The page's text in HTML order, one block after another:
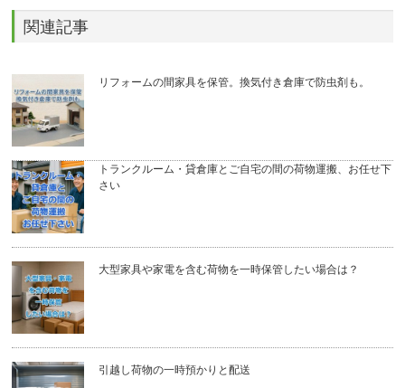
関連記事
リフォームの間家具を保管。換気付き倉庫で防虫剤も。
トランクルーム・貸倉庫とご自宅の間の荷物運搬、お任せ下
さい
大型家具や家電を含む荷物を一時保管したい場合は？
引越し荷物の一時預かりと配送